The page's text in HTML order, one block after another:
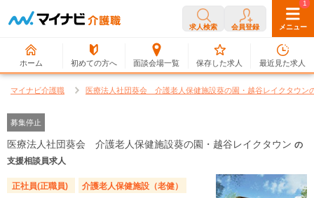
求人検索 会員登録 メニュー
ホーム 初めての方へ 面談会場一覧
0
保存した求人
1
最近見た求人
マイナビ介護職 医療法人社団葵会 介護老人保健施設葵の園・越谷レイクタウン
募集停止
医療法人社団葵会 介護老人保健施設葵の園・越谷レイクタウン の
支援相談員求人
正社員(正職員) 介護老人保健施設（老健）